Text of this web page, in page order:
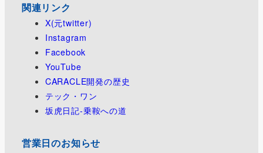
関連リンク
X(元twitter)
Instagram
Facebook
YouTube
CARACLE開発の歴史
テック・ワン
坂虎日記-乗鞍への道
営業日のお知らせ